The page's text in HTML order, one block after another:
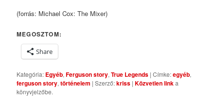
(forrás: Michael Cox: The Mixer)
MEGOSZTOM:
Share
Kategória: Egyéb,Ferguson story,True Legends | Címke:egyéb,
ferguson story,történelem | Szerző:kriss |Közvetlen linka
könyvjelzőbe.